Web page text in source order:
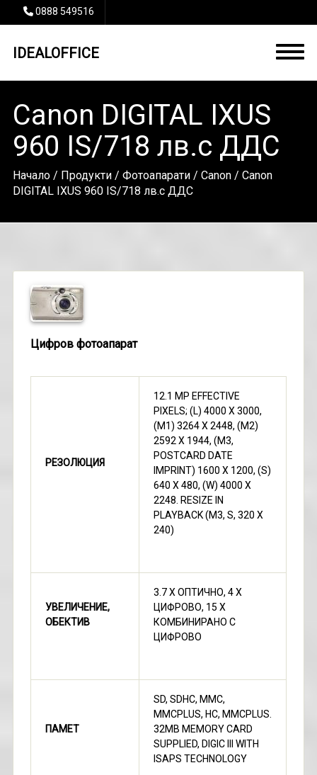
0888 549516
IDEALOFFICE
Canon DIGITAL IXUS
960 IS/718 лв.с ДДС
Начало/ Продукти/ Фотоапарати/ Canon/ Canon
DIGITAL IXUS 960 IS/718 лв.с ДДС
Цифров фотоапарат
РЕЗОЛЮЦИЯ
12.1 MP EFFECTIVE
PIXELS; (L) 4000 X 3000,
(M1) 3264 X 2448, (M2)
2592 X 1944, (M3,
POSTCARD DATE
IMPRINT) 1600 X 1200, (S)
640 X 480, (W) 4000 X
2248. RESIZE IN
PLAYBACK (M3, S, 320 X
240)
УВЕЛИЧЕНИЕ,
ОБЕКТИВ
3.7 Х ОПТИЧНО, 4 Х
ЦИФРОВО, 15 Х
КОМБИНИРАНО С
ЦИФРОВО
ПАМЕТ
SD, SDHC, MMC,
MMCPLUS, HC, MMCPLUS.
32MB MEMORY CARD
SUPPLIED, DIGIC III WITH
ISAPS TECHNOLOGY